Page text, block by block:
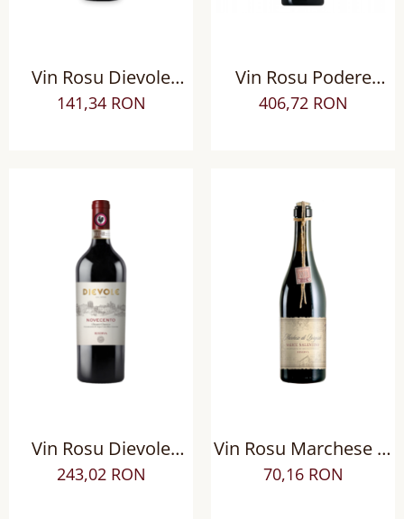
Vin Rosu Dievole
Chianti Classico
DOCG BIO sec
141,34 RON
Vin Rosu Podere
Brizio Brunello di
Montalcino DOCG sec
406,72 RON
Vin Rosu Dievole
Novecento Chianti
Classico Riserva
243,02 RON
Vin Rosu Marchese di
Borgosole Salice di
Salentino Riserva
70,16 RON